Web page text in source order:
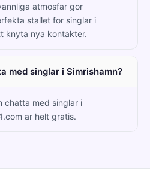
atmosfar gor
stallet for singlar i
knyta nya kontakter.
med singlar i Simrishamn?
chatta med singlar i
ar helt gratis.